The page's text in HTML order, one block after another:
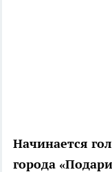
Начинается
города